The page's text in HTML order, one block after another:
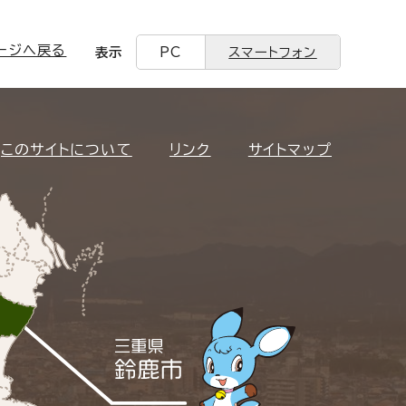
ジへ戻る 表示 PC スマートフォン
このサイトについて リンク サイトマップ